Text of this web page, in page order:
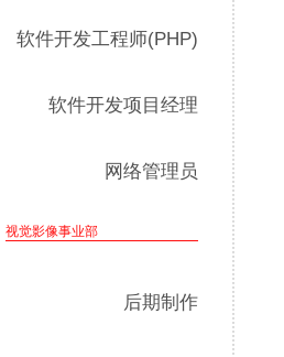
软件开发工程师(PHP)
软件开发项目经理
网络管理员
视觉影像事业部
后期制作